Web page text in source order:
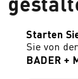
Starten
Sie von
BADER +